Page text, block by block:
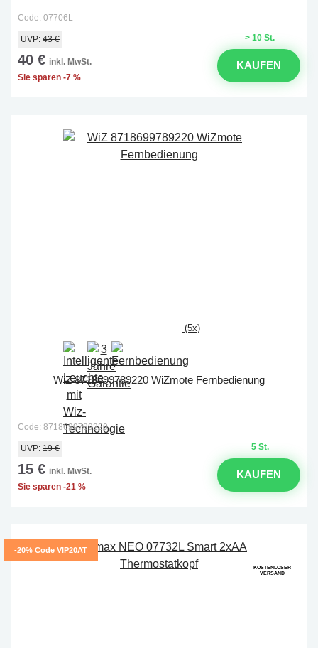
Code: 07706L
> 10 St.
UVP: 43 €
40 € inkl. MwSt.
Sie sparen -7 %
KAUFEN
(5x)
WiZ 8718699789220 WiZmote Fernbedienung
Code: 8718699789220
5 St.
UVP: 19 €
15 € inkl. MwSt.
Sie sparen -21 %
KAUFEN
-20% Code VIP20AT
KOSTENLOSER
VERSAND